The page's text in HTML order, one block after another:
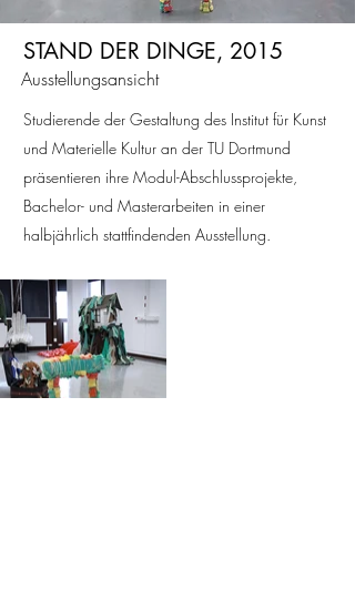
STAND DER DINGE, 2015
Ausstellungsansicht
Studierende der Gestaltung des Institut für Kunst
und Materielle Kultur an der TU Dortmund
präsentieren ihre Modul-Abschlussprojekte,
Bachelor- und Masterarbeiten in einer
halbjährlich stattfindenden Ausstellung.